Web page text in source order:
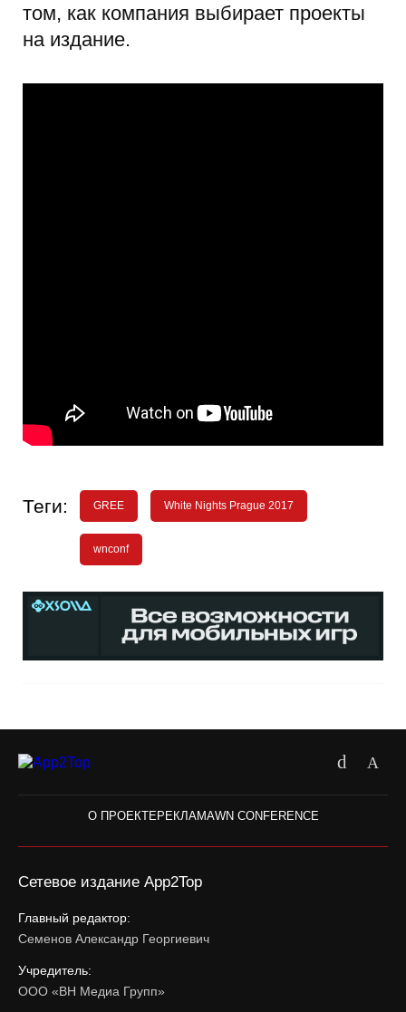
том, как компания выбирает проекты
на издание.
Теги: GREE White Nights Prague 2017
wnconf
О ПРОЕКТЕРЕКЛАМАWN CONFERENCE
Сетевое издание App2Top
Главный редактор:
Семенов Александр Георгиевич
Учредитель:
ООО «ВН Медиа Групп»